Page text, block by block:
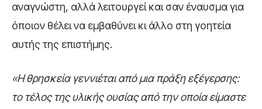
αναγνώστη, αλλά λειτουργεί και σαν έναυσμα για
όποιον θέλει να εμβαθύνει κι άλλο στη γοητεία
αυτής της επιστήμης.
«Η θρησκεία γεννιέται από μια πράξη εξέγερσης:
το τέλος της υλικής ουσίας από την οποία είμαστε